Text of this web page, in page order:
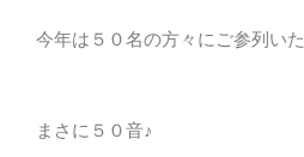
今年は５０名の方々にご参列いた
まさに５０音♪